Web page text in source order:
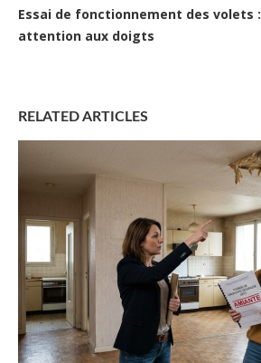
Essai de fonctionnement des volets :
attention aux doigts
RELATED ARTICLES